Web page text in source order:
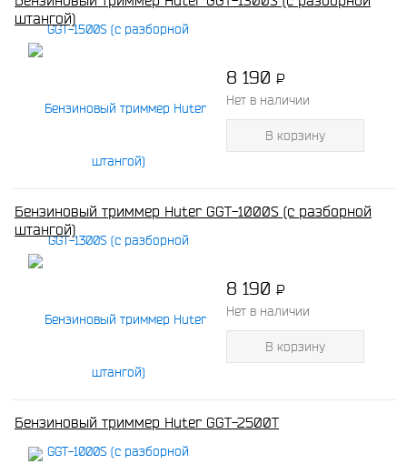
штангой)
8 190 P
-
Нет в наличии
В корзину
Бензиновый триммер Huter GGT-1000S (с разборной
штангой)
8 190 P
-
Нет в наличии
В корзину
Бензиновый триммер Huter GGT-2500Т